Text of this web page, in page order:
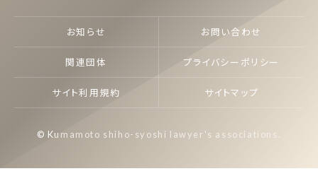
お知らせ お問い合わせ
関連団体 プライバシーポリシー
サイト利用規約 サイトマップ
© Kumamoto shiho-syoshi lawyer's associations.